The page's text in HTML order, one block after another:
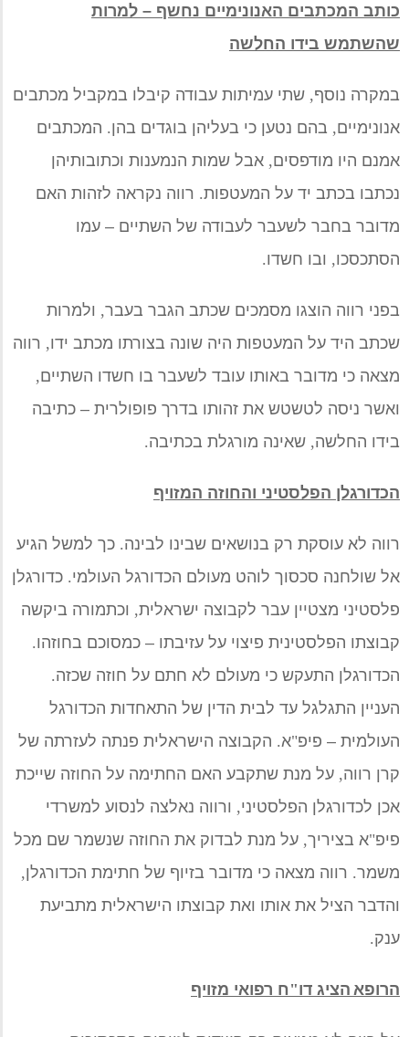
כותב המכתבים האנונימיים נחשף – למרות
שהשתמש בידו החלשה
במקרה נוסף, שתי עמיתות עבודה קיבלו במקביל מכתבים
אנונימיים, בהם נטען כי בעליהן בוגדים בהן. המכתבים
אמנם היו מודפסים, אבל שמות הנמענות וכתובותיהן
נכתבו בכתב יד על המעטפות. רווה נקראה לזהות האם
מדובר בחבר לשעבר לעבודה של השתיים – עמו
הסתכסכו, ובו חשדו.
בפני רווה הוצגו מסמכים שכתב הגבר בעבר, ולמרות
שכתב היד על המעטפות היה שונה בצורתו מכתב ידו, רווה
מצאה כי מדובר באותו עובד לשעבר בו חשדו השתיים,
ואשר ניסה לטשטש את זהותו בדרך פופולרית – כתיבה
בידו החלשה, שאינה מורגלת בכתיבה.
הכדורגלן הפלסטיני והחוזה המזויף
רווה לא עוסקת רק בנושאים שבינו לבינה. כך למשל הגיע
אל שולחנה סכסוך לוהט מעולם הכדורגל העולמי. כדורגלן
פלסטיני מצטיין עבר לקבוצה ישראלית, וכתמורה ביקשה
קבוצתו הפלסטינית פיצוי על עזיבתו – כמסוכם בחוזהו.
הכדורגלן התעקש כי מעולם לא חתם על חוזה שכזה.
העניין התגלגל עד לבית הדין של התאחדות הכדורגל
העולמית – פיפ"א. הקבוצה הישראלית פנתה לעזרתה של
קרן רווה, על מנת שתקבע האם החתימה על החוזה שייכת
אכן לכדורגלן הפלסטיני, ורווה נאלצה לנסוע למשרדי
פיפ"א בציריך, על מנת לבדוק את החוזה שנשמר שם מכל
משמר. רווה מצאה כי מדובר בזיוף של חתימת הכדורגלן,
והדבר הציל את אותו ואת קבוצתו הישראלית מתביעת
ענק.
הרופא הציג דו"ח רפואי מזויף